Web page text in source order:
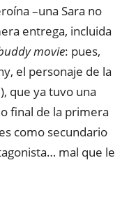
–una Sara no
entrega, incluida
movie: pues,
el personaje de la
), que ya tuvo una
final de la primera
como secundario
mal que le